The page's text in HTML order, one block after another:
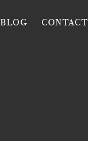
BLOG CONTACT